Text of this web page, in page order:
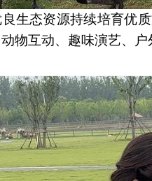
生态资源持续培育优
物互动、趣味演艺、